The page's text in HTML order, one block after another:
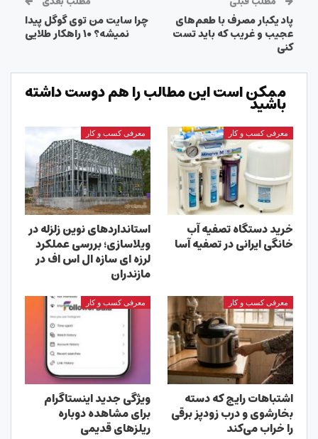
پاد یکبار مصرف با طعم‌های
عجیب و غریب که باید تست
کنی
چرا سایت من توی گوگل پیدا
نمیشه؟ ۱۰ راهکار طلایی
ممکن است این مطالب را هم دوست داشته
باشید
معرفی کسب و کار
خرید دستگاه تصفیه آب
خانگی ایرانی در تصفیه آسا
معرفی کسب و کار
استانداردهای نوین زلزله در
ویلاسازی؛ بررسی عملکرد
لرزه ای سازه ال اس اف در
مازندران
معرفی کسب و کار
اشتباهات رایج که دسته
بخارشوی و درب زودپز برقی
را خراب می‌کند
معرفی کسب و کار
ویژگی جدید اینستاگرام
برای مشاهده دوباره
ریلزهای قدیمی